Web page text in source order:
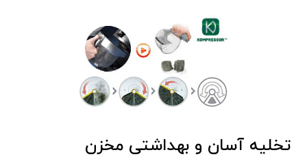
تخلیه آسان و بهداشتی مخزن